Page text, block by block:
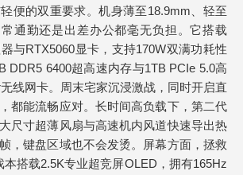
便的双重要求。机身薄至18.9mm、轻至
通勤还是出差办公都毫无负担。它搭载
与RTX5060显卡，支持170W双满功耗性
DDR5 6400超高速内存与1TB PCIe 5.0高
线网卡。周末宅家沉浸激战，同时开启直
都能流畅应对。长时间高负载下，第二代
尺寸超薄风扇与高速机内风道快速导出热
，键盘区域也不会发烫。屏幕方面，拯救
本搭载2.5K专业超竞屏OLED，拥有165Hz